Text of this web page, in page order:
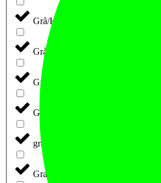
Grå/Hvid
Grå/Sort
Grafit Melange
Gråmel
gråmeleret
Granite